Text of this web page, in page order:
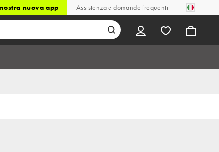
nuova app Assistenza e domande frequenti